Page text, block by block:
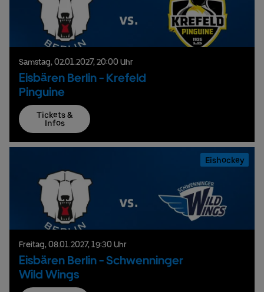
Samstag,02.01.2027,20:00 Uhr
Eisbären Berlin - Krefeld
Pinguine
Tickets &
Infos
Eishockey
Freitag,08.01.2027,19:30 Uhr
Eisbären Berlin - Schwenninger
Wild Wings